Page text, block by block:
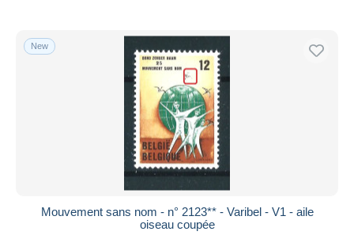
New
Mouvement sans nom - n° 2123** - Varibel - V1 - aile
oiseau coupée